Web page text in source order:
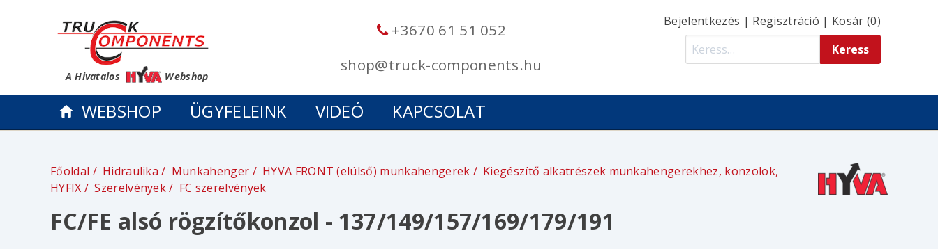
A Hivatalos Webshop
+3670 61 51 052
shop@truck-components.hu
Bejelentkezés | Regisztráció | Kosár (0)
WEBSHOP ÜGYFELEINK VIDEÓ KAPCSOLAT
Főoldal Hidraulika Munkahenger HYVA FRONT (elülső) munkahengerek
Kiegészítő alkatrészek munkahengerekhez, konzolok,
HYFIX
Szerelvények FC szerelvények
FC/FE alsó rögzítőkonzol - 137/149/157/169/179/191